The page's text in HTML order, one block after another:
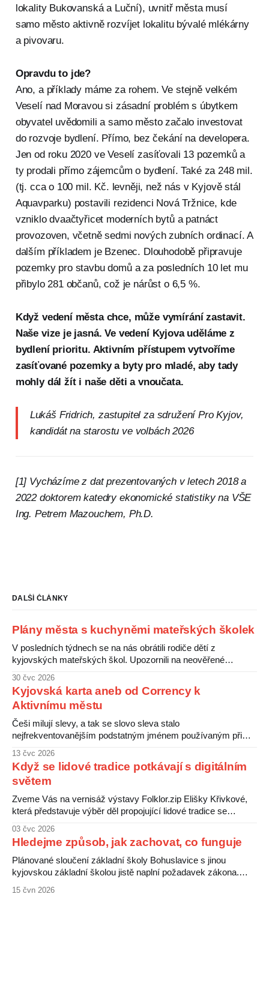
lokality Bukovanská a Luční), uvnitř města musí
samo město aktivně rozvíjet lokalitu bývalé mlékárny
a pivovaru.
Opravdu to jde?
Ano, a příklady máme za rohem. Ve stejně velkém
Veselí nad Moravou si zásadní problém s úbytkem
obyvatel uvědomili a samo město začalo investovat
do rozvoje bydlení. Přímo, bez čekání na developera.
Jen od roku 2020 ve Veselí zasíťovali 13 pozemků a
ty prodali přímo zájemcům o bydlení. Také za 248 mil.
(tj. cca o 100 mil. Kč. levněji, než nás v Kyjově stál
Aquavparku) postavili rezidenci Nová Tržnice, kde
vzniklo dvaačtyřicet moderních bytů a patnáct
provozoven, včetně sedmi nových zubních ordinací. A
dalším příkladem je Bzenec. Dlouhodobě připravuje
pozemky pro stavbu domů a za posledních 10 let mu
přibylo 281 občanů, což je nárůst o 6,5 %.
Když vedení města chce, může vymírání zastavit.
Naše vize je jasná. Ve vedení Kyjova uděláme z
bydlení prioritu. Aktivním přístupem vytvoříme
zasíťované pozemky a byty pro mladé, aby tady
mohly dál žít i naše děti a vnoučata.
Lukáš Fridrich, zastupitel za sdružení Pro Kyjov,
kandidát na starostu ve volbách 2026
[1] Vycházíme z dat prezentovaných v letech 2018 a
2022 doktorem katedry ekonomické statistiky na VŠE
Ing. Petrem Mazouchem, Ph.D.
DALŠÍ ČLÁNKY
Plány města s kuchyněmi mateřských školek
V posledních týdnech se na nás obrátili rodiče dětí z
kyjovských mateřských škol. Upozornili na neověřené
Rodiče s tímto plánem nesouhlasí a obávají se zhoršení
30 čvc 2026
Kyjovská karta aneb od Corrency k
Aktivnímu městu
Češi milují slevy, a tak se slovo sleva stalo
nejfrekventovanějším podstatným jménem používaným při
zaměstnavatele a ti nejšťastnější Kyjovskou kartu od
komunálních politiků. Že karty jsou čertovy obrázky, ukazuje
následující srovnání. Obchodníci si
13 čvc 2026
Když se lidové tradice potkávají s digitálním
světem
Zveme Vás na vernisáž výstavy Folklor.zip Elišky Křivkové,
která představuje výběr děl propojující lidové tradice se
jako uzavřená minulost, ale jako živý a proměnlivý jazyk, jenž
nachází nové podoby prostřednictvím digitální grafiky. Výstava
ukazuje, jak se tradice v době internetu a sociálních
03 čvc 2026
Hledejme způsob, jak zachovat, co funguje
Plánované sloučení základní školy Bohuslavice s jinou
kyjovskou základní školou jistě naplní požadavek zákona.
15 čvn 2026